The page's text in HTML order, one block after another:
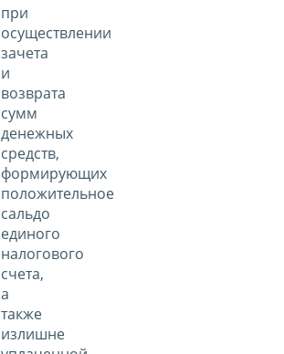
при
осуществлении
зачета
и
возврата
сумм
денежных
средств,
формирующих
положительное
сальдо
единого
налогового
счета,
а
также
излишне